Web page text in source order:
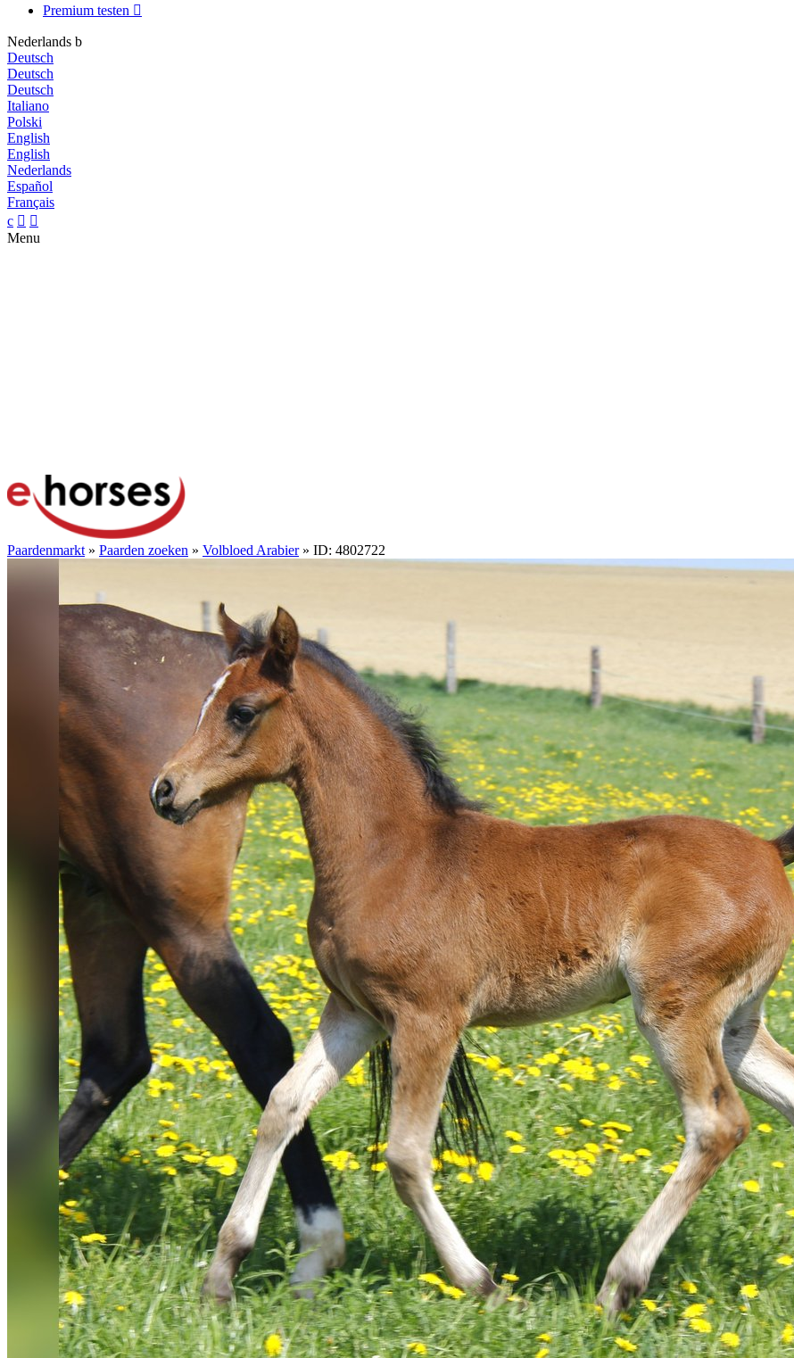
Premium testen 
Nederlands b
Deutsch
Deutsch
Deutsch
Italiano
Polski
English
English
Nederlands
Español
Français
c  
Menu
Paardenmarkt » Paarden zoeken » Volbloed Arabier» ID: 4802722